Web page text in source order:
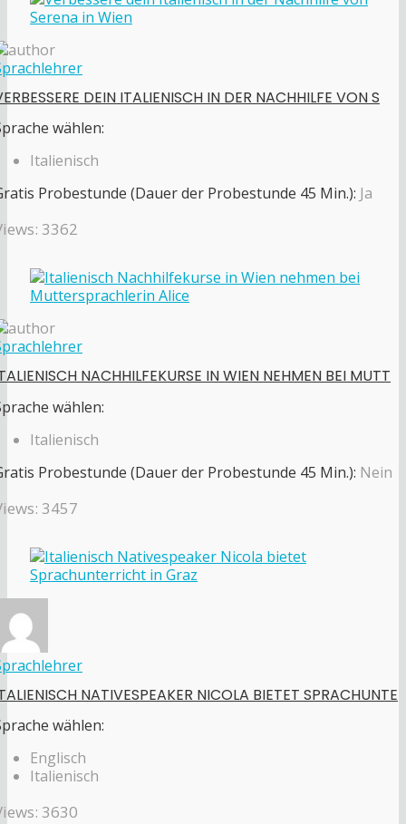
DEIN ITALIENISCH IN DER NACHHILFE VON S
wählen:
Italienisch
Probestunde (Dauer der Probestunde 45 Min.): Ja
3362
NACHHILFEKURSE IN WIEN NEHMEN BEI MUTT
wählen:
Italienisch
Probestunde (Dauer der Probestunde 45 Min.): Nein
3457
NATIVESPEAKER NICOLA BIETET SPRACHUNTE
wählen:
Englisch
Italienisch
3630